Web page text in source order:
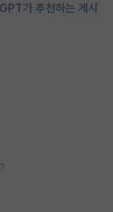
가 추천하는 게시